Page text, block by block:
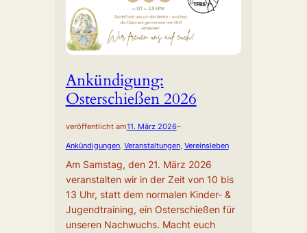
Ankündigung:
Osterschießen 2026
veröffentlicht am11. März 2026–
Ankündigungen, Veranstaltungen, Vereinsleben
Am Samstag, den 21. März 2026
veranstalten wir in der Zeit von 10 bis
13 Uhr, statt dem normalen Kinder- &
Jugendtraining, ein Osterschießen für
unseren Nachwuchs. Macht euch